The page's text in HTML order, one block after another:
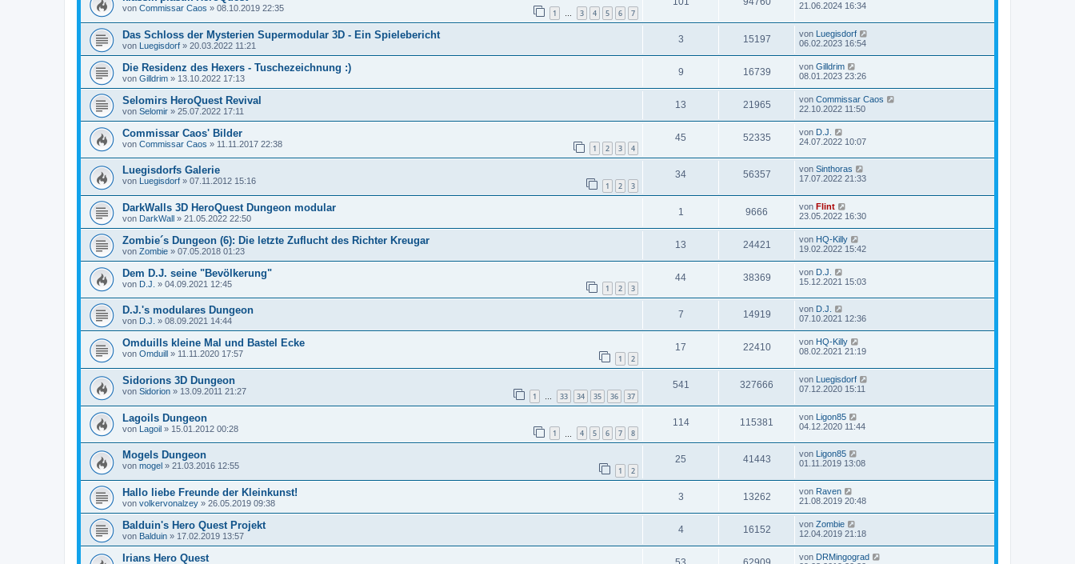
von Commissar Caos » 08.10.2019 22:35 1 … 3 4 5 6 7
21.06.2024 16:34
Das Schloss der Mysterien Supermodular 3D - Ein Spielebericht
von Luegisdorf » 20.03.2022 11:21
3 15197 von Luegisdorf
06.02.2023 16:54
Die Residenz des Hexers - Tuschezeichnung :)
von Gilldrim » 13.10.2022 17:13
9 16739 von Gilldrim
08.01.2023 23:26
Selomirs HeroQuest Revival
von Selomir » 25.07.2022 17:11
13 21965 von Commissar Caos
22.10.2022 11:50
Commissar Caos' Bilder
von Commissar Caos » 11.11.2017 22:38 1 2 3 4
45 52335 von D.J.
24.07.2022 10:07
Luegisdorfs Galerie
von Luegisdorf » 07.11.2012 15:16 1 2 3
34 56357 von Sinthoras
17.07.2022 21:33
DarkWalls 3D HeroQuest Dungeon modular
von DarkWall » 21.05.2022 22:50
1 9666 von Flint
23.05.2022 16:30
Zombie´s Dungeon (6): Die letzte Zuflucht des Richter Kreugar
von Zombie » 07.05.2018 01:23
13 24421 von HQ-Killy
19.02.2022 15:42
Dem D.J. seine "Bevölkerung"
von D.J. » 04.09.2021 12:45 1 2 3
44 38369 von D.J.
15.12.2021 15:03
D.J.'s modulares Dungeon
von D.J. » 08.09.2021 14:44
7 14919 von D.J.
07.10.2021 12:36
Omduills kleine Mal und Bastel Ecke
von Omduill » 11.11.2020 17:57 1 2
17 22410 von HQ-Killy
08.02.2021 21:19
Sidorions 3D Dungeon
von Sidorion » 13.09.2011 21:27 1 … 33 34 35 36 37
541 327666 von Luegisdorf
07.12.2020 15:11
Lagoils Dungeon
von Lagoil » 15.01.2012 00:28 1 4 5 6 7 8
114 115381 von Ligon85
04.12.2020 11:44
Mogels Dungeon
von mogel » 21.03.2016 12:55 1 2
25 41443 von Ligon85
01.11.2019 13:08
Hallo liebe Freunde der Kleinkunst!
von volkervonalzey » 26.05.2019 09:38
3 13262 von Raven
21.08.2019 20:48
Balduin's Hero Quest Projekt
von Balduin » 17.02.2019 13:57
4 16152 von Zombie
12.04.2019 21:18
Irians Hero Quest von DRMingograd